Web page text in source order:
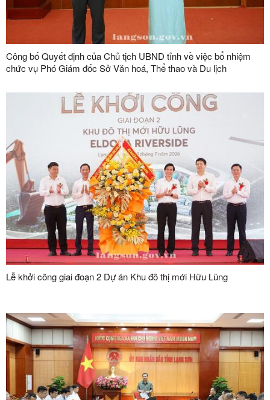
Công bố Quyết định của Chủ tịch UBND tỉnh về việc bổ nhiệm
chức vụ Phó Giám đốc Sở Văn hoá, Thể thao và Du lịch
Lễ khởi công giai đoạn 2 Dự án Khu đô thị mới Hữu Lũng